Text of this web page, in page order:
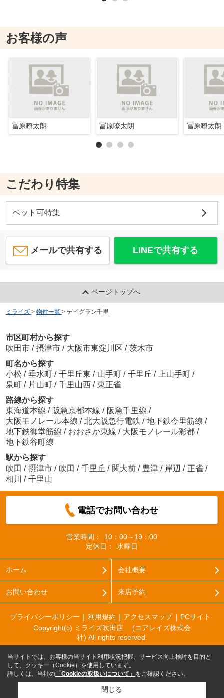
お客様の声
冨原瞭太朗 冨原瞭太朗 冨原瞭太朗
こだわり特集
ペット可特集
メールで共有する LINEで共有する
ページトップへ
ミライズ > 物件一覧 > デイグラン千里
市区町村から探す
吹田市 / 摂津市 / 大阪市東淀川区 / 茨木市
町名から探す
小松 / 垂水町 / 千里丘東 / 山手町 / 千里丘 / 上山手町 /
泉町 / 片山町 / 千里山西 / 東正雀
路線から探す
東海道本線 / 阪急京都本線 / 阪急千里線 /
大阪モノレール本線 / 北大阪急行電鉄 / 地下鉄今里筋線 /
地下鉄御堂筋線 / おおさか東線 / 大阪モノレール彩都 /
地下鉄谷町線
駅から探す
吹田 / 摂津市 / 吹田 / 千里丘 / 関大前 / 豊津 / 岸辺 / 正雀 /
相川
/ 千里山
電話でお問い合わせ
営業時間：
10：00～19：00
定休日：
水曜日
ホーム 会社概要
お問い合わせ 来店予約
プライバシーポリシー 利用規約 アクセスマップ
PCサイト
Copyright(c) ミライズ吹田店 (コアレイズ株式会
社) All rights reserved.
当サイトでは、お客様の当サイト利用状況把握、サービス向上検討を目的と
して、クッキー（Cookie）を使用しています。
詳しくは、当社の 「Cookieの取扱いについて」 をご確認ください。
閉じる